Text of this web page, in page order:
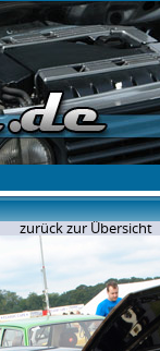
zurück zur Übersicht